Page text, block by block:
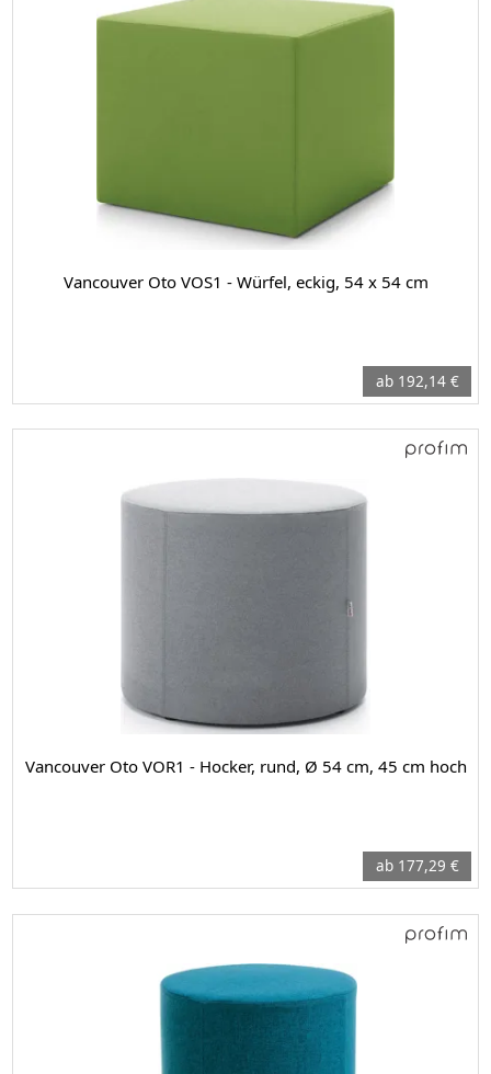
Vancouver Oto VOS1 - Würfel, eckig, 54 x 54 cm
ab 192,14 €
Vancouver Oto VOR1 - Hocker, rund, Ø 54 cm, 45 cm hoch
ab 177,29 €